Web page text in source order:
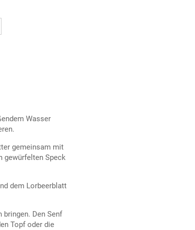
Wasser
gemeinsam mit
gewürfelten Speck
dem Lorbeerblatt
bringen. Den Senf
Topf oder die